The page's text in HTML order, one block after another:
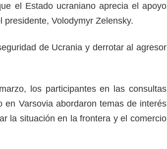
el Estado ucraniano aprecia el apoyo
Volodymyr Zelensky.
de Ucrania y derrotar al agresor
los participantes en las consultas
en Varsovia abordaron temas de interés
la situación en la frontera y el comercio